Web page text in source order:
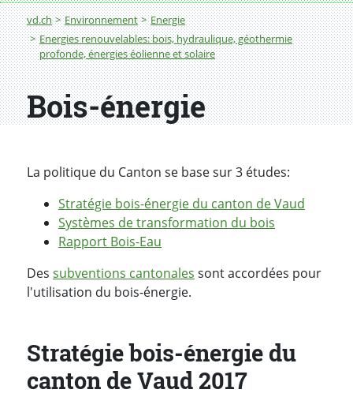
Fil d'Ariane
vd.ch Environnement
Energie
Energies renouvelables: bois, hydraulique, géothermie
profonde, énergies éolienne et solaire
Bois-énergie
Bois-énergie
La politique du Canton se base sur 3 études:
Stratégie bois-énergie du canton de Vaud
Systèmes de transformation du bois
Rapport Bois-Eau
Des subventions cantonales sont accordées pour
l'utilisation du bois-énergie.
Stratégie bois-énergie du
canton de Vaud 2017